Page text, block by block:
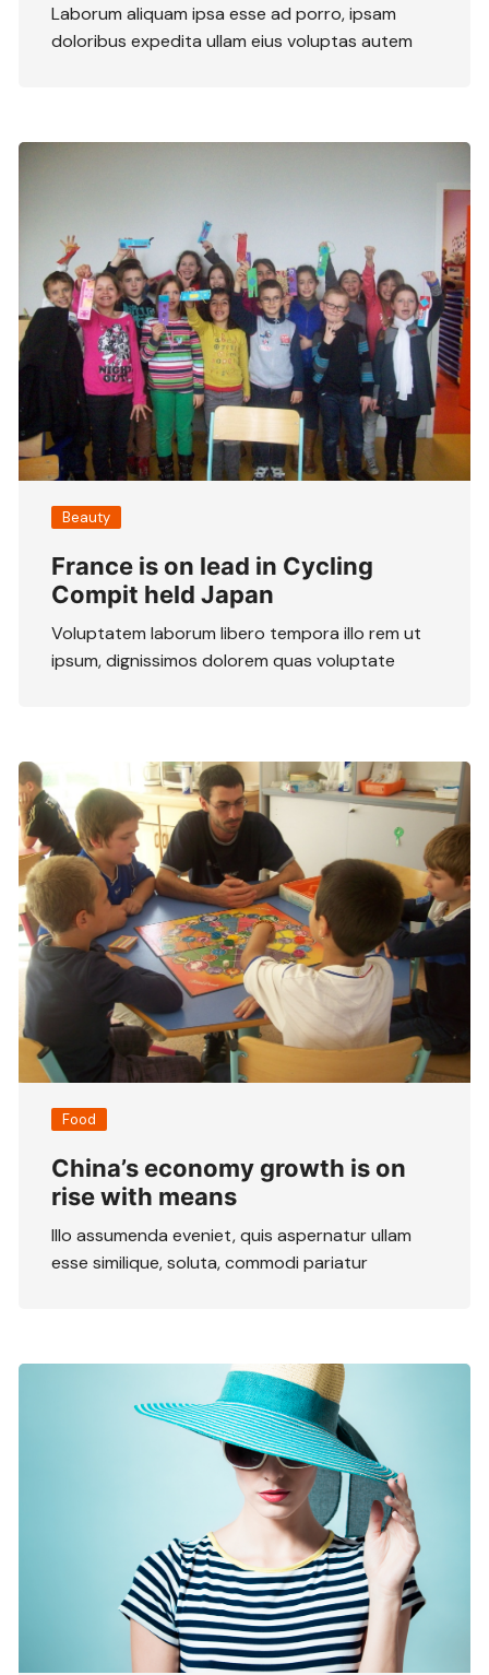
Laborum aliquam ipsa esse ad porro, ipsam
doloribus expedita ullam eius voluptas autem
Beauty
France is on lead in Cycling
Compit held Japan
Voluptatem laborum libero tempora illo rem ut
ipsum, dignissimos dolorem quas voluptate
Food
China’s economy growth is on
rise with means
Illo assumenda eveniet, quis aspernatur ullam
esse similique, soluta, commodi pariatur